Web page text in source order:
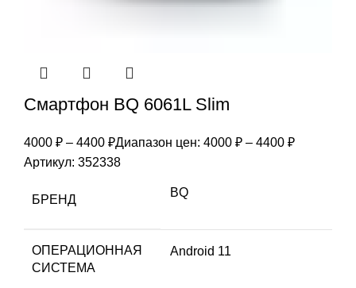
Смартфон BQ 6061L Slim
4000 ₽ – 4400 ₽Диапазон цен: 4000 ₽ – 4400 ₽
Артикул: 352338
БРЕНД
BQ
ОПЕРАЦИОННАЯ
СИСТЕМА
Android 11